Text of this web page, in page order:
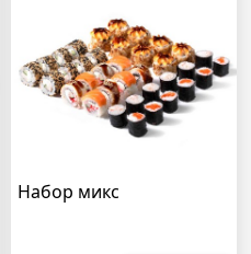
Набор микс